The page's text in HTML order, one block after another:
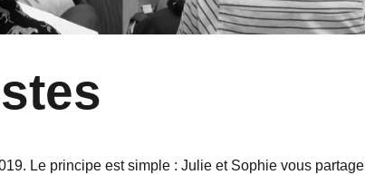
Le principe est simple : Julie et Sophie vous